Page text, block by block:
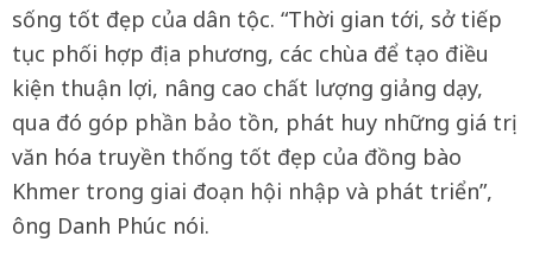
sống tốt đẹp của dân tộc. “Thời gian tới, sở tiếp
tục phối hợp địa phương, các chùa để tạo điều
kiện thuận lợi, nâng cao chất lượng giảng dạy,
qua đó góp phần bảo tồn, phát huy những giá trị
văn hóa truyền thống tốt đẹp của đồng bào
Khmer trong giai đoạn hội nhập và phát triển”,
ông Danh Phúc nói.